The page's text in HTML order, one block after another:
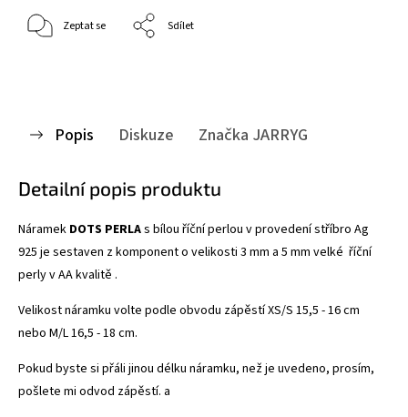
Zeptat se Sdílet
Popis Diskuze Značka JARRYG
Detailní popis produktu
Náramek DOTS PERLAs bílou říční perlou v provedení stříbro Ag
925 je sestaven z komponent o velikosti 3 mm a 5 mm velké říční
perly v AA kvalitě .
Velikost náramku volte podle obvodu zápěstí XS/S 15,5 - 16 cm
nebo M/L 16,5 - 18 cm.
Pokud byste si přáli jinou délku náramku, než je uvedeno, prosím,
pošlete mi odvod zápěstí. a